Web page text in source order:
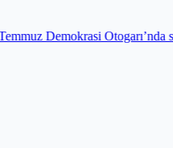
sıkı denetimGündem